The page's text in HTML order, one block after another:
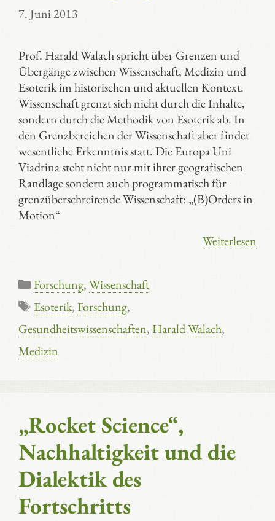
7. Juni 2013
Prof. Harald Walach spricht über Grenzen und
Übergänge zwischen Wissenschaft, Medizin und
Esoterik im historischen und aktuellen Kontext.
Wissenschaft grenzt sich nicht durch die Inhalte,
sondern durch die Methodik von Esoterik ab. In
den Grenzbereichen der Wissenschaft aber findet
wesentliche Erkenntnis statt. Die Europa Uni
Viadrina steht nicht nur mit ihrer geografischen
Randlage sondern auch programmatisch für
grenzüberschreitende Wissenschaft: „(B)Orders in
Motion“
Weiterlesen
Kategorien
Forschung,Wissenschaft
Schlagwörter
Esoterik,Forschung,
Gesundheitswissenschaften, Harald Walach,
Medizin
„Rocket Science“,
Nachhaltigkeit und die
Dialektik des
Fortschritts